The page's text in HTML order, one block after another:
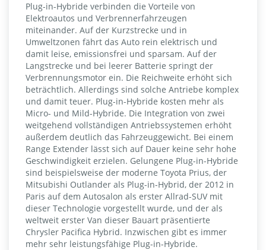
Plug-in-Hybride verbinden die Vorteile von
Elektroautos und Verbrennerfahrzeugen
miteinander. Auf der Kurzstrecke und in
Umweltzonen fährt das Auto rein elektrisch und
damit leise, emissionsfrei und sparsam. Auf der
Langstrecke und bei leerer Batterie springt der
Verbrennungsmotor ein. Die Reichweite erhöht sich
beträchtlich. Allerdings sind solche Antriebe komplex
und damit teuer. Plug-in-Hybride kosten mehr als
Micro- und Mild-Hybride. Die Integration von zwei
weitgehend vollständigen Antriebssystemen erhöht
außerdem deutlich das Fahrzeuggewicht. Bei einem
Range Extender lässt sich auf Dauer keine sehr hohe
Geschwindigkeit erzielen. Gelungene Plug-in-Hybride
sind beispielsweise der moderne Toyota Prius, der
Mitsubishi Outlander als Plug-in-Hybrid, der 2012 in
Paris auf dem Autosalon als erster Allrad-SUV mit
dieser Technologie vorgestellt wurde, und der als
weltweit erster Van dieser Bauart präsentierte
Chrysler Pacifica Hybrid. Inzwischen gibt es immer
mehr sehr leistungsfähige Plug-in-Hybride.